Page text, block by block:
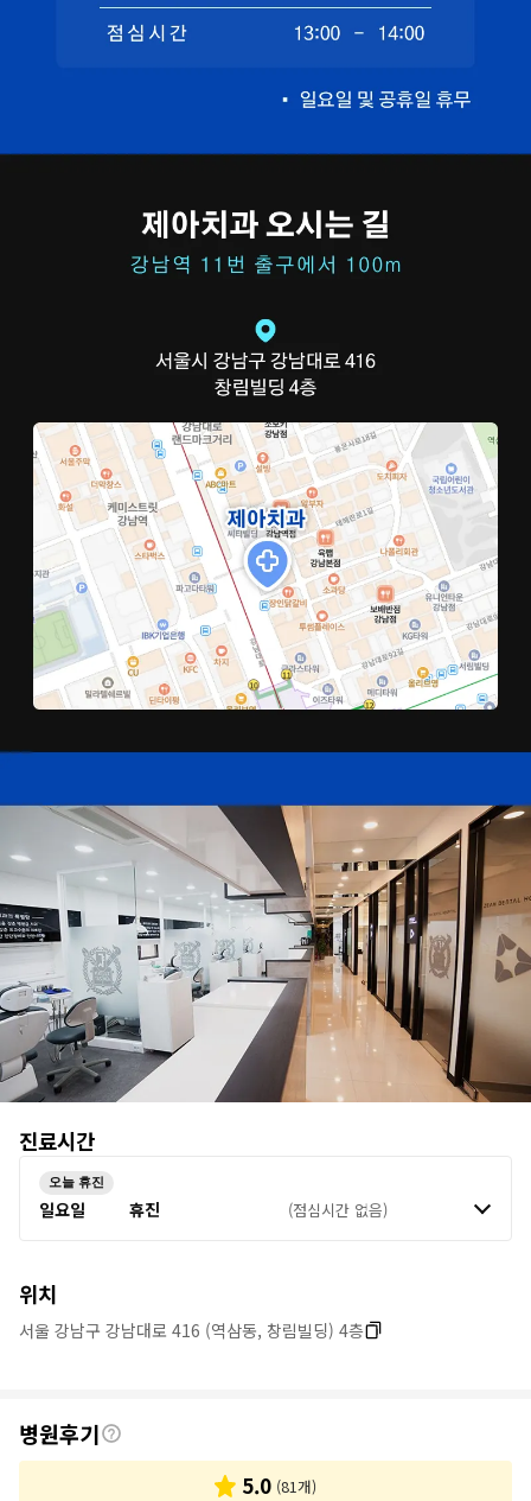
병진료시간
오늘 휴진
일요일 휴진 (점심시간 없음)
위치
서울 강남구 강남대로 416 (역삼동, 창림빌딩) 4층
후
기
병원후기
5.0 (81개)